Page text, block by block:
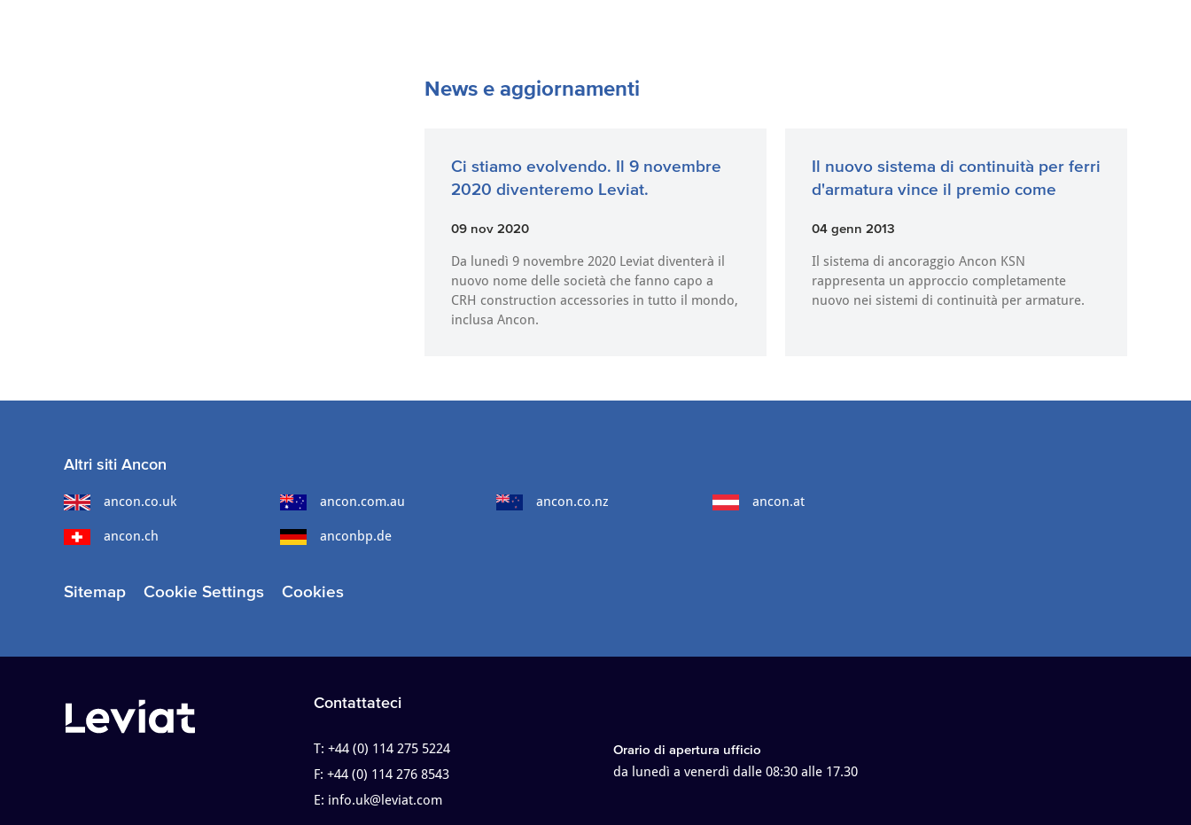
News e aggiornamenti
Ci stiamo evolvendo. Il 9 novembre
2020 diventeremo Leviat.
09 nov 2020
Da lunedì 9 novembre 2020 Leviat diventerà il
nuovo nome delle società che fanno capo a
CRH construction accessories in tutto il mondo,
inclusa Ancon.
Il nuovo sistema di continuità per ferri
d'armatura vince il premio come
04 genn 2013
Il sistema di ancoraggio Ancon KSN
rappresenta un approccio completamente
nuovo nei sistemi di continuità per armature.
Altri siti Ancon
ancon.co.uk ancon.com.au ancon.co.nz ancon.at
ancon.ch anconbp.de
Sitemap Cookie Settings Cookies
Contattateci
T:+44 (0) 114 275 5224
F:+44 (0) 114 276 8543
E: info.uk@leviat.com
Orario di apertura ufficio
da lunedì a venerdì dalle 08:30 alle 17.30